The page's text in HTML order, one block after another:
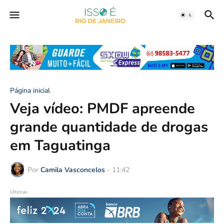
Página inicial
Veja vídeo: PMDF apreende
grande quantidade de drogas
em Taguatinga
Por Camila Vasconcelos - 11:42
Últimas